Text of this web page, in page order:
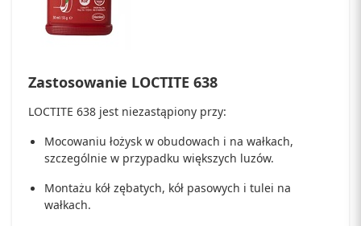
Zastosowanie LOCTITE 638
LOCTITE 638 jest niezastąpiony przy:
Mocowaniu łożysk w obudowach i na wałkach,
szczególnie w przypadku większych luzów.
Montażu kół zębatych, kół pasowych i tulei na
wałkach.